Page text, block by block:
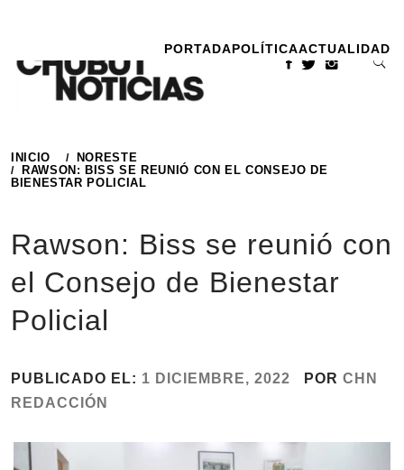
contenido
PORTADAPOLÍTICAACTUALIDAD
INICIO
NORESTE
RAWSON: BISS SE REUNIÓ CON EL CONSEJO DE
BIENESTAR POLICIAL
Rawson: Biss se reunió con
el Consejo de Bienestar
Policial
PUBLICADO EL: 1 DICIEMBRE, 2022 POR CHN
REDACCIÓN